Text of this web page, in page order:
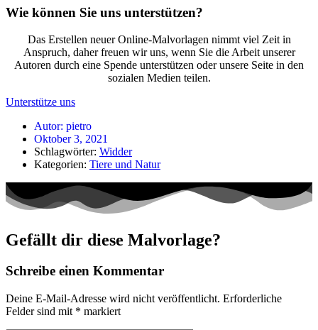
Wie können Sie uns unterstützen?
Das Erstellen neuer Online-Malvorlagen nimmt viel Zeit in
Anspruch, daher freuen wir uns, wenn Sie die Arbeit unserer
Autoren durch eine Spende unterstützen oder unsere Seite in den
sozialen Medien teilen.
Unterstütze uns
Autor: pietro
Oktober 3, 2021
Schlagwörter: Widder
Kategorien: Tiere und Natur
Gefällt dir diese Malvorlage?
Schreibe einen Kommentar
Deine E-Mail-Adresse wird nicht veröffentlicht. Erforderliche
Felder sind mit * markiert